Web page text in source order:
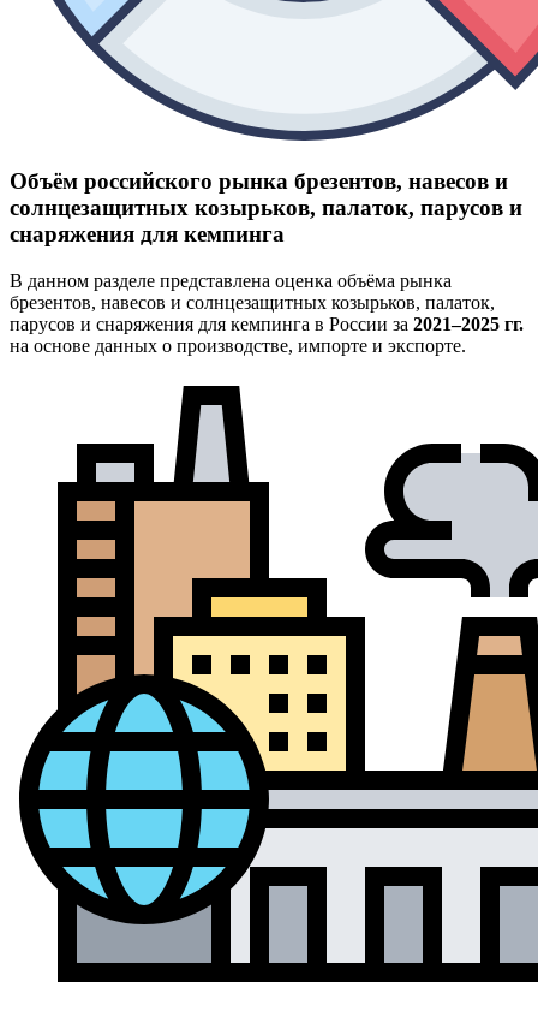
Объём российского рынка брезентов, навесов и
солнцезащитных козырьков, палаток, парусов и
снаряжения для кемпинга
В данном разделе представлена оценка объёма рынка
брезентов, навесов и солнцезащитных козырьков, палаток,
парусов и снаряжения для кемпинга в России за 2021–2025 гг.
на основе данных о производстве, импорте и экспорте.